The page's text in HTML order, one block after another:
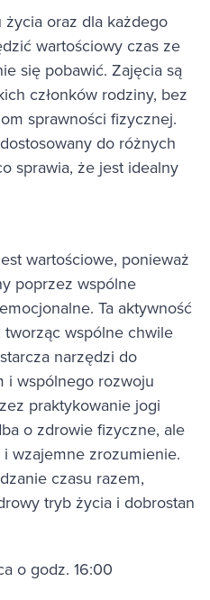
oraz dla każdego
wartościowy czas ze
się pobawić. Zajęcia są
członków rodziny, bez
sprawności fizycznej.
do różnych
sprawia, że jest idealny
wartościowe, ponieważ
poprzez wspólne
Ta aktywność
wspólne chwile
narzędzi do
i wspólnego rozwoju
praktykowanie jogi
o zdrowie fizyczne, ale
wzajemne zrozumienie.
czasu razem,
tryb życia i dobrostan
o godz. 16:00